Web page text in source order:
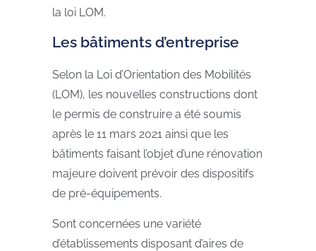
la loi LOM.
Les bâtiments d’entreprise
Selon la Loi d’Orientation des Mobilités
(LOM), les nouvelles constructions dont
le permis de construire a été soumis
après le 11 mars 2021 ainsi que les
bâtiments faisant l’objet d’une rénovation
majeure doivent prévoir des dispositifs
de pré-équipements.
Sont concernées une variété
d’établissements disposant d’aires de